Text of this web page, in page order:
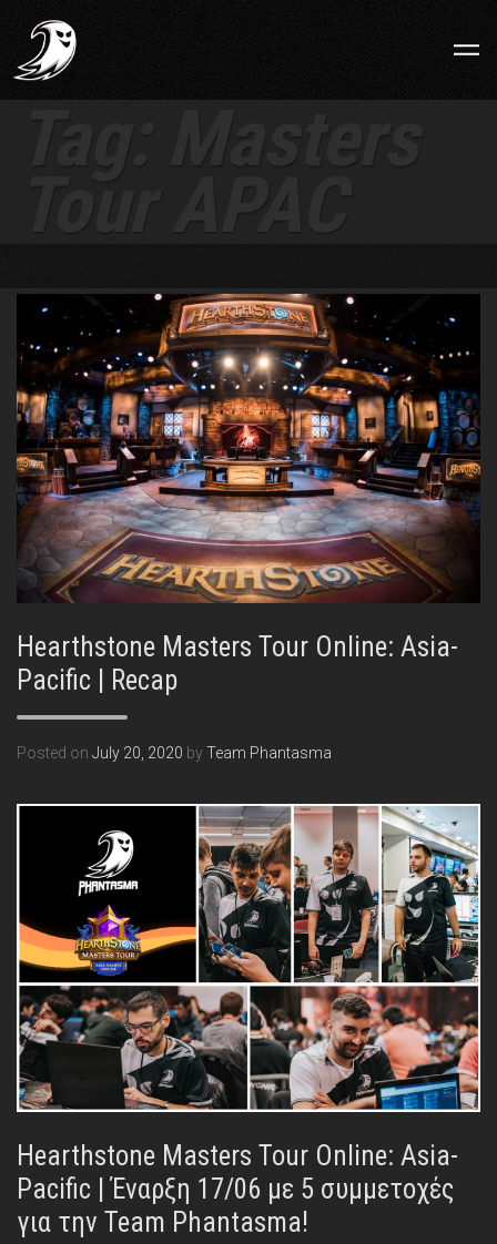
Hearthstone Masters Tour Online: Asia-
Pacific | Recap
Posted on July 20, 2020 by Team Phantasma
Hearthstone Masters Tour Online: Asia-
Pacific | Έναρξη 17/06 με 5 συμμετοχές
για την Team Phantasma!